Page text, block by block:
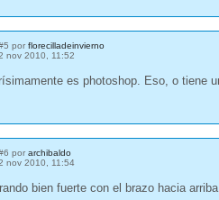
por florecilladeinvierno
nov 2010, 11:52
es photoshop. Eso, o tiene
por archibaldo
nov 2010, 11:54
bien fuerte con el brazo hacia